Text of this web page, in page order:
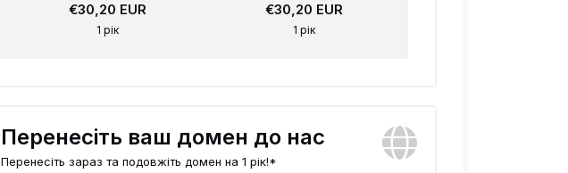
€30,20 EUR
1 рік
€30,20 EUR
1 рік
Перенесіть ваш домен до нас
Перенесіть зараз та подовжіть домен на 1 рік!*